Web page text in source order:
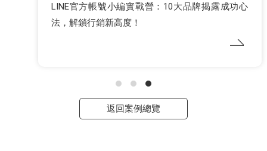
LINE官方帳號小編實戰營：10大品牌揭露成功心
法，解鎖行銷新高度！
返回案例總覽